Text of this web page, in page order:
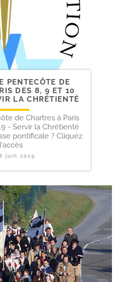
PENTECÔTE DE
DES 8, 9 ET 10
LA CHRÉTIENTÉ
de Chartres à Paris
- Servir la Chrétienté
pontificale ? Cliquez
juin 2019